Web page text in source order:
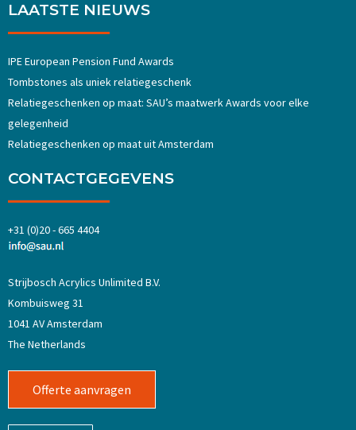
LAATSTE NIEUWS
IPE European Pension Fund Awards
Tombstones als uniek relatiegeschenk
Relatiegeschenken op maat: SAU’s maatwerk Awards voor elke
gelegenheid
Relatiegeschenken op maat uit Amsterdam
CONTACTGEGEVENS
+31 (0)20 - 665 4404
Strijbosch Acrylics Unlimited B.V.
Kombuisweg 31
1041 AV Amsterdam
The Netherlands
Offerte aanvragen